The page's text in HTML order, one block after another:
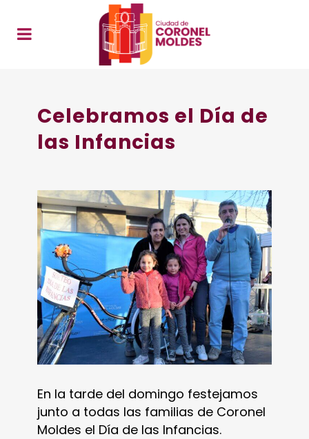
Celebramos el Día de
las Infancias
En la tarde del domingo festejamos
junto a todas las familias de Coronel
Moldes el Día de las Infancias.